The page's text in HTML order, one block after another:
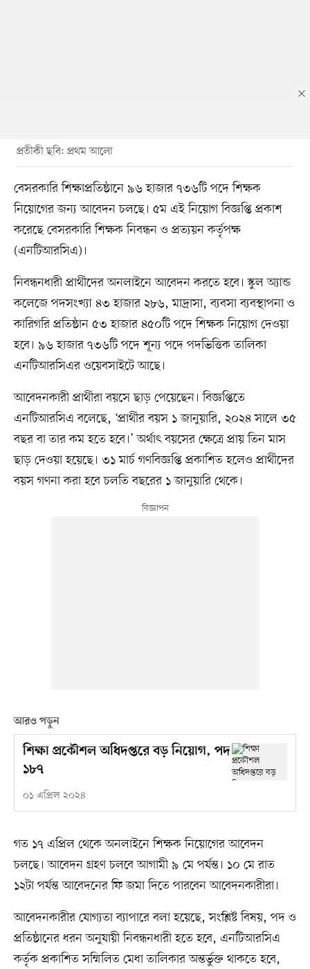
প্রতীকী ছবি: প্রথম আলো
বেসরকারি শিক্ষাপ্রতিষ্ঠানে ৯৬ হাজার ৭৩৬টি পদে শিক্ষক
নিয়োগের জন্য আবেদন চলছে। ৫ম এই নিয়োগ বিজ্ঞপ্তি প্রকাশ
করেছে বেসরকারি শিক্ষক নিবন্ধন ও প্রত্যয়ন কর্তৃপক্ষ
(এনটিআরসিএ)।
নিবন্ধনধারী প্রার্থীদের অনলাইনে আবেদন করতে হবে। স্কুল অ্যান্ড‌
কলেজে পদসংখ্যা ৪৩ হাজার ২৮৬, মাদ্রাসা, ব্যবসা ব্যবস্থাপনা ও
কারিগরি প্রতিষ্ঠান ৫৩ হাজার ৪৫০টি পদে শিক্ষক নিয়োগ দেওয়া
হবে। ৯৬ হাজার ৭৩৬টি পদে শূন্য পদে পদভিত্তিক তালিকা
এনটিআরসিএর ওয়েবসাইটে আছে।
আবেদনকারী প্রার্থীরা বয়সে ছাড় পেয়েছেন। বিজ্ঞপ্তিতে
এনটিআরসিএ বলেছে, ‘প্রার্থীর বয়স ১ জানুয়ারি, ২০২৪ সালে ৩৫
বছর বা তার কম হতে হবে।’ অর্থাৎ বয়সের ক্ষেত্রে প্রায় তিন মাস
ছাড় দেওয়া হয়েছে। ৩১ মার্চ গণবিজ্ঞপ্তি প্রকাশিত হলেও প্রার্থীদের
বয়স গণনা করা হবে চলতি বছরের ১ জানুয়ারি থেকে।
আরও পড়ুন
শিক্ষা প্রকৌশল অধিদপ্তরে বড় নিয়োগ, পদ
১৮৭
০১ এপ্রিল ২০২৪
গত ১৭ এপ্রিল থেকে অনলাইনে শিক্ষক নিয়োগের আবেদন
চলছে। আবেদন গ্রহণ চলবে আগামী ৯ মে পর্যন্ত। ১০ মে রাত
১২টা পর্যন্ত আবেদনের ফি জমা দিতে পারবেন আবেদনকারীরা।
আবেদনকারীর যোগ্যতা ব্যাপারে বলা হয়েছে, সংশ্লিষ্ট বিষয়, পদ ও
প্রতিষ্ঠানের ধরন অনুযায়ী নিবন্ধনধারী হতে হবে, এনটিআরসিএ
কর্তৃক প্রকাশিত সম্মিলিত মেধা তালিকার অন্তর্ভুক্ত থাকতে হবে,